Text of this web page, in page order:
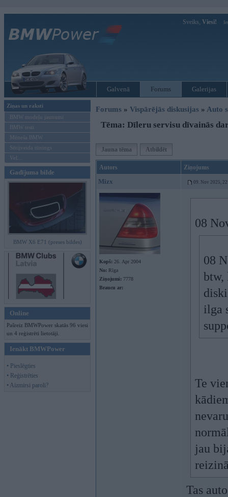
Sveiks, Viesi!
Galvenā Forums Galerijas
Ziņas un raksti
BMW modeļu jaunumi
BMW testi
Mēneša BMW
Sērijveida tūnings
Vel...
Gadījuma bilde
BMW X6 E71 (preses bildes)
Online
Pašreiz BMWPower skatās 96 viesi
un 4 reģistrēti lietotāji.
Ienākt BMWPower
• Pieslēgties
• Reģistrēties
• Aizmirsi paroli?
Forums » Vispārējās diskusijas » Auto
Tēma: Dīleru servisu dīvainās
Jauna tēma Atbildēt
Autors Ziņojums
Mizx 09. Nov 2025,
Kopš: 26. Apr 2004
No: Rīga
Ziņojumi: 7778
Braucu ar:
08
08
btw,
ilga
Te
jau
Tas